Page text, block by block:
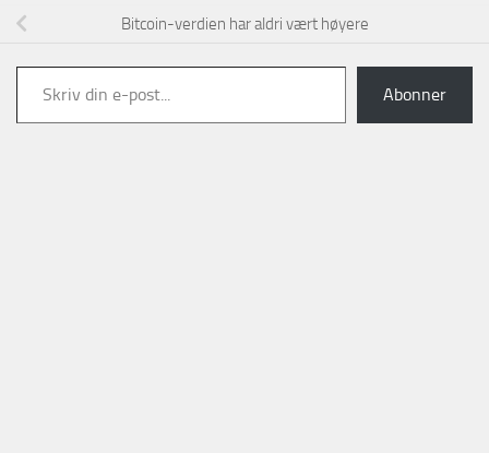
Bitcoin-verdien har aldri vært høyere
Skriv din e-post...
Abonner